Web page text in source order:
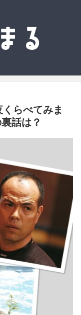
らべてみま
話は？